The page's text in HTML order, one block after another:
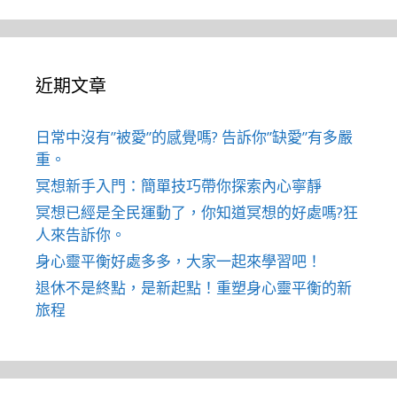
近期文章
日常中沒有”被愛”的感覺嗎? 告訴你”缺愛”有多嚴
重。
冥想新手入門：簡單技巧帶你探索內心寧靜
冥想已經是全民運動了，你知道冥想的好處嗎?狂
人來告訴你。
身心靈平衡好處多多，大家一起來學習吧！
退休不是終點，是新起點！重塑身心靈平衡的新
旅程